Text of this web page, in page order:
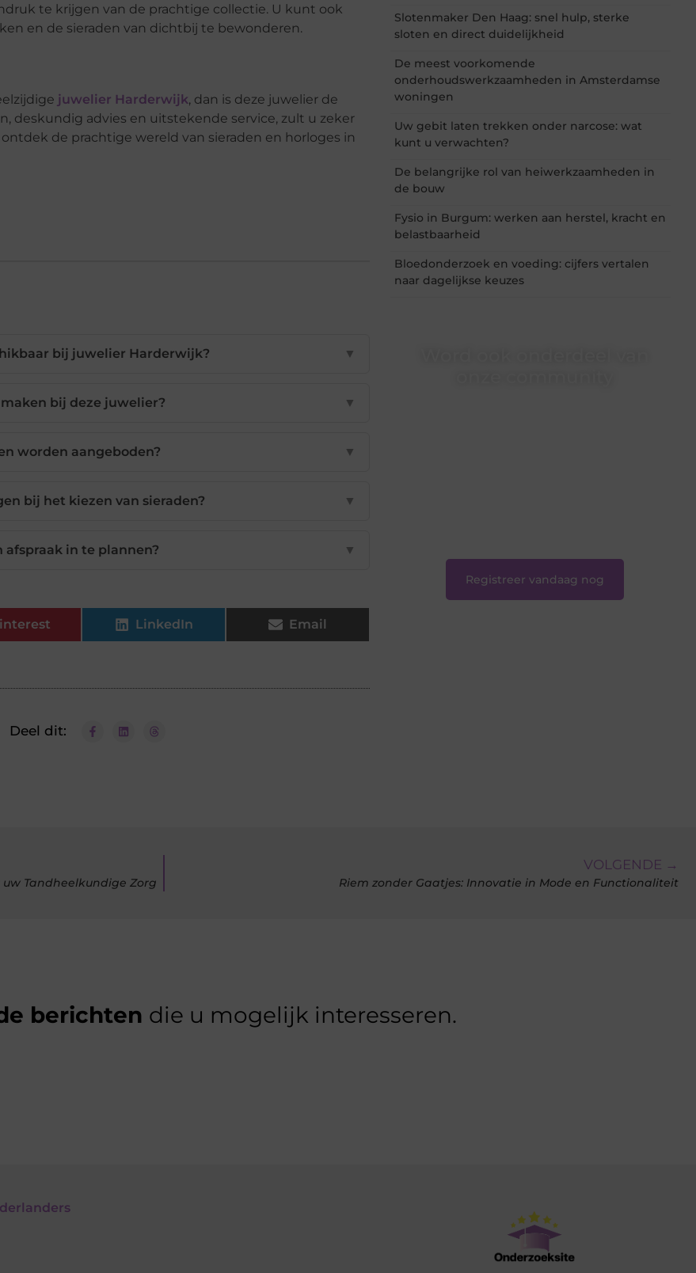
te krijgen van de prachtige collectie. U kunt ook
en de sieraden van dichtbij te bewonderen.
juwelier Harderwijk, dan is deze juwelier de
deskundig advies en uitstekende service, zult u zeker
de prachtige wereld van sieraden en horloges in
bij juwelier Harderwijk? ▼
bij deze juwelier? ▼
worden aangeboden? ▼
bij het kiezen van sieraden? ▼
in te plannen? ▼
LinkedIn Email
Deel dit:
Slotenmaker Den Haag: snel hulp, sterke
sloten en direct duidelijkheid
De meest voorkomende
onderhoudswerkzaamheden in Amsterdamse
woningen
Uw gebit laten trekken onder narcose: wat
kunt u verwachten?
De belangrijke rol van heiwerkzaamheden in
de bouw
Fysio in Burgum: werken aan herstel, kracht en
belastbaarheid
Bloedonderzoek en voeding: cijfers vertalen
naar dagelijkse keuzes
Registreer vandaag nog
Tandheelkundige Zorg
VOLGENDE →
Riem zonder Gaatjes: Innovatie in Mode en Functionaliteit
berichten die u mogelijk interesseren.